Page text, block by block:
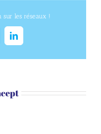
sur les réseaux !
LinkedIn